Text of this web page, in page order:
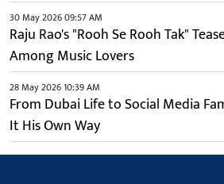
30 May 2026 09:57 AM
Raju Rao's "Rooh Se Rooh Tak"
Among Music Lovers
28 May 2026 10:39 AM
From Dubai Life to Social Media
It His Own Way